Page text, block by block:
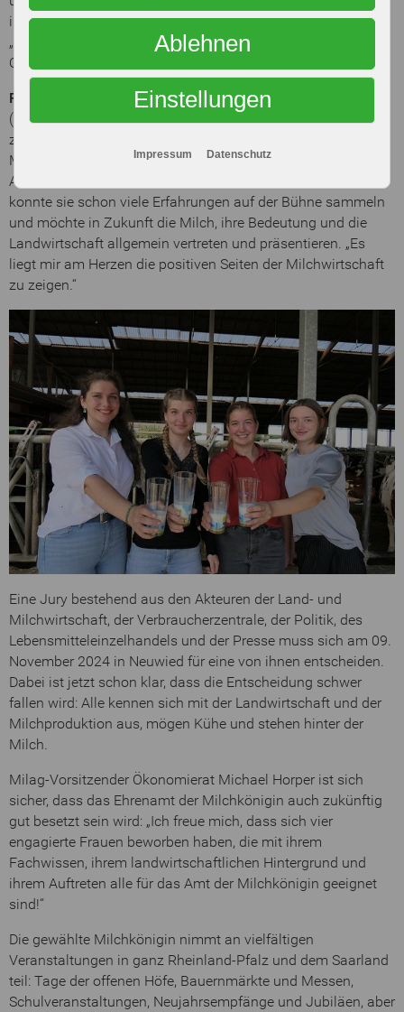
intensiver mit dem Thema Tierhaltung auseinander gesetzt.
„Ich sehe es als meine Aufgabe, das Bewusstsein für die
Qualität und den Wert der Milch zu stärken.“
Ronja Steuerwald-Ludwig(23) aus Stetten
(Donnersbergkreis) befindet sich im dritten Ausbildungsjahr
zur Landwirtin. Nach ihrem Abschluss möchte sie sich zur
Meisterin fortbilden und dann im heimischen Milchvieh- und
Ackerbau-Betrieb mit einsteigen. Als Braugerstenkönigin
konnte sie schon viele Erfahrungen auf der Bühne sammeln
und möchte in Zukunft die Milch, ihre Bedeutung und die
Landwirtschaft allgemein vertreten und präsentieren. „Es
liegt mir am Herzen die positiven Seiten der Milchwirtschaft
zu zeigen.“
Eine Jury bestehend aus den Akteuren der Land- und
Milchwirtschaft, der Verbraucherzentrale, der Politik, des
Lebensmitteleinzelhandels und der Presse muss sich am 09.
November 2024 in Neuwied für eine von ihnen entscheiden.
Dabei ist jetzt schon klar, dass die Entscheidung schwer
fallen wird: Alle kennen sich mit der Landwirtschaft und der
Milchproduktion aus, mögen Kühe und stehen hinter der
Milch.
Milag-Vorsitzender Ökonomierat Michael Horper ist sich
sicher, dass das Ehrenamt der Milchkönigin auch zukünftig
gut besetzt sein wird: „Ich freue mich, dass sich vier
engagierte Frauen beworben haben, die mit ihrem
Fachwissen, ihrem landwirtschaftlichen Hintergrund und
ihrem Auftreten alle für das Amt der Milchkönigin geeignet
sind!“
Die gewählte Milchkönigin nimmt an vielfältigen
Veranstaltungen in ganz Rheinland-Pfalz und dem Saarland
teil: Tage der offenen Höfe, Bauernmärkte und Messen,
Schulveranstaltungen, Neujahrsempfänge und Jubiläen, aber
Impressum Datenschutz
Einstellungen
Ablehnen